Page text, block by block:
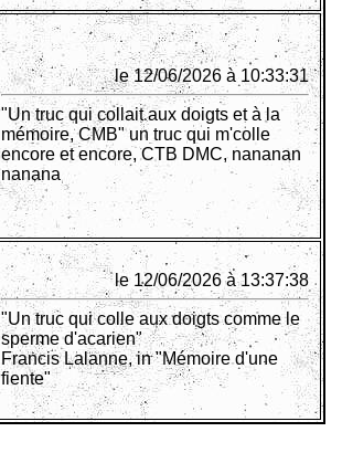
le 12/06/2026 à 10:33:31
"Un truc qui collait aux doigts et à la
mémoire, CMB" un truc qui m'colle
encore et encore, CTB DMC, nananan
nanana
le 12/06/2026 à 13:37:38
"Un truc qui colle aux doigts comme le
sperme d'acarien"
Francis Lalanne, in "Mémoire d'une
fiente"